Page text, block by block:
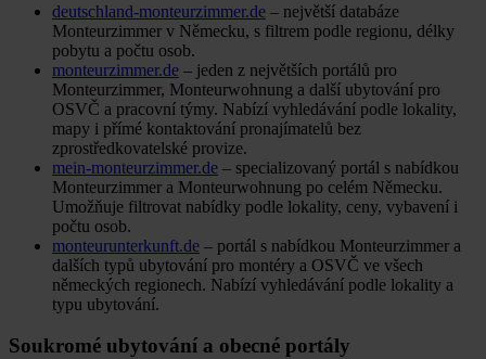
deutschland-monteurzimmer.de – největší databáze
Monteurzimmer v Německu, s filtrem podle regionu, délky
pobytu a počtu osob.
monteurzimmer.de – jeden z největších portálů pro
Monteurzimmer, Monteurwohnung a další ubytování pro
OSVČ a pracovní týmy. Nabízí vyhledávání podle lokality,
mapy i přímé kontaktování pronajímatelů bez
zprostředkovatelské provize.
mein-monteurzimmer.de – specializovaný portál s nabídkou
Monteurzimmer a Monteurwohnung po celém Německu.
Umožňuje filtrovat nabídky podle lokality, ceny, vybavení i
počtu osob.
monteurunterkunft.de – portál s nabídkou Monteurzimmer a
dalších typů ubytování pro montéry a OSVČ ve všech
německých regionech. Nabízí vyhledávání podle lokality a
typu ubytování.
Soukromé ubytování a obecné portály